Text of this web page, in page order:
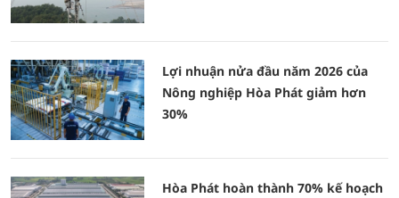
Lợi nhuận nửa đầu năm 2026 của
Nông nghiệp Hòa Phát giảm hơn
30%
Hòa Phát hoàn thành 70% kế hoạch